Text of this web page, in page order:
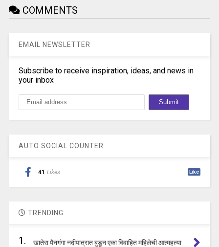
COMMENTS
EMAIL NEWSLETTER
Subscribe to receive inspiration, ideas, and news in
your inbox
AUTO SOCIAL COUNTER
41 Likes Like
TRENDING
1. खातेरा पैनगंगा नदीपात्रात बुडून एका विवाहित महिलेची आत्महत्या